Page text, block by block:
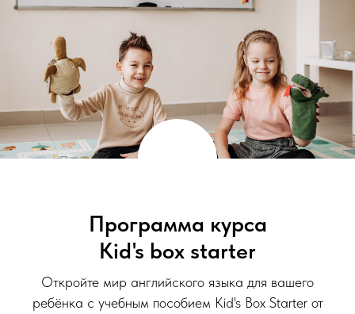
Программа курса
Kid's box starter
Откройте мир английского языка для вашего
ребёнка с учебным пособием Kid's Box Starter от